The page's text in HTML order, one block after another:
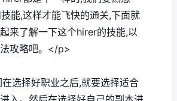
能,这样才能飞快的通关,下面就
来了解一下这个hirer的技能,以
攻略吧。</p>
选择好职业之后,就要选择适合